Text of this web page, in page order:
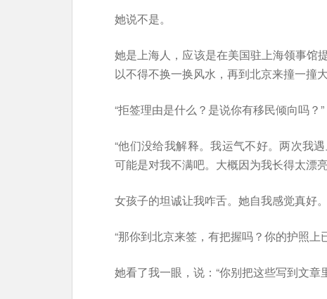
她说不是。
她是上海人，应该是在美国驻上海领事馆
以不得不换一换风水，再到北京来撞一撞大
“拒签理由是什么？是说你有移民倾向吗？”
“他们没给我解释。我运气不好。两次我
可能是对我不满吧。大概因为我长得太漂
女孩子的坦诚让我咋舌。她自我感觉真好。
“那你到北京来签，有把握吗？你的护照
她看了我一眼，说：“你别把这些写到文章